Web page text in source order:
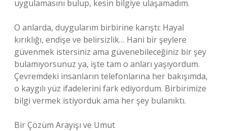
uygulamasını bulup, kesin bilgiye ulaşamadım.
O anlarda, duygularım birbirine karıştı: Hayal
kırıklığı, endişe ve belirsizlik… Hani bir şeylere
güvenmek istersiniz ama güvenebileceğiniz bir şey
bulamıyorsunuz ya, işte tam o anları yaşıyordum.
Çevremdeki insanların telefonlarına her bakışımda,
o kaygılı yüz ifadelerini fark ediyordum. Birbirimize
bilgi vermek istiyorduk ama her şey bulanıktı.
Bir Çözüm Arayışı ve Umut